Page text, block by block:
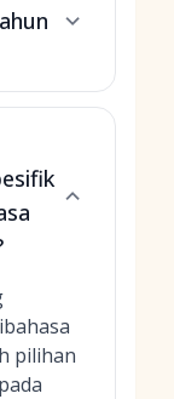
pilihan